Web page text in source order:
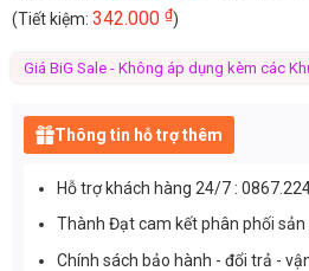
(Tiết kiệm: 342.000 ₫)
Giá BiG Sale - Không áp dụng kèm các
Thông tin hỗ trợ thêm
Hỗ trợ khách hàng 24/7 :
Thành Đạt cam kết phân phối
Chính sách bảo hành - đổi trả -